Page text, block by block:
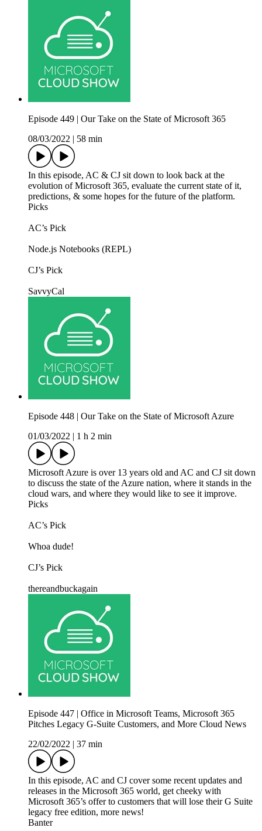
Episode 449 | Our Take on the State of Microsoft 365
08/03/2022
58 min
In this episode, AC & CJ sit down to look back at the
evolution of Microsoft 365, evaluate the current state of it,
predictions, & some hopes for the future of the platform.
Picks
AC’s Pick
Node.js Notebooks (REPL)
CJ’s Pick
SavvyCal
Episode 448 | Our Take on the State of Microsoft Azure
01/03/2022
1 h 2 min
Microsoft Azure is over 13 years old and AC and CJ sit down
to discuss the state of the Azure nation, where it stands in the
cloud wars, and where they would like to see it improve.
Picks
AC’s Pick
Whoa dude!
CJ’s Pick
thereandbuckagain
Episode 447 | Office in Microsoft Teams, Microsoft 365
Pitches Legacy G-Suite Customers, and More Cloud News
22/02/2022
37 min
In this episode, AC and CJ cover some recent updates and
releases in the Microsoft 365 world, get cheeky with
Microsoft 365’s offer to customers that will lose their G Suite
legacy free edition, more news!
Banter